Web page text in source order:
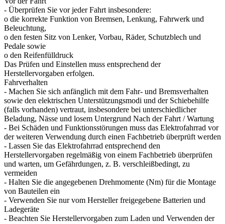
- Überprüfen Sie vor jeder Fahrt insbesondere:
o die korrekte Funktion von Bremsen, Lenkung, Fahrwerk und
Beleuchtung,
o den festen Sitz von Lenker, Vorbau, Räder, Schutzblech und
Pedale sowie
o den Reifenfülldruck
Das Prüfen und Einstellen muss entsprechend der
Herstellervorgaben erfolgen.
Fahrverhalten
- Machen Sie sich anfänglich mit dem Fahr- und Bremsverhalten
sowie den elektrischen Unterstützungsmodi und der Schiebehilfe
(falls vorhanden) vertraut, insbesondere bei unterschiedlicher
Beladung, Nässe und losem Untergrund Nach der Fahrt / Wartung
- Bei Schäden und Funktionsstörungen muss das Elektrofahrrad vor
der weiteren Verwendung durch einen Fachbetrieb überprüft werden
- Lassen Sie das Elektrofahrrad entsprechend den
Herstellervorgaben regelmäßig von einem Fachbetrieb überprüfen
und warten, um Gefährdungen, z. B. verschleißbedingt, zu
vermeiden
- Halten Sie die angegebenen Drehmomente (Nm) für die Montage
von Bauteilen ein
- Verwenden Sie nur vom Hersteller freigegebene Batterien und
Ladegeräte
- Beachten Sie Herstellervorgaben zum Laden und Verwenden der